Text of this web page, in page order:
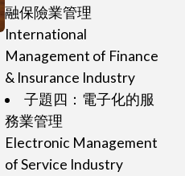
融保險業管理
International
Management of Finance
& Insurance Industry
子題四：電子化的服
務業管理
Electronic Management
of Service Industry